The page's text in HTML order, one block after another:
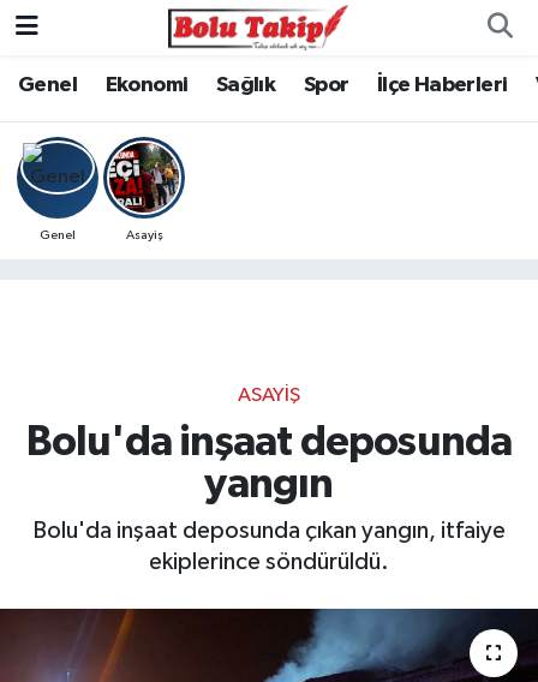
Genel Ekonomi Sağlık Spor İlçe Haberleri
Genel Asayiş
ASAYIŞ
Bolu'da inşaat deposunda
yangın
Bolu'da inşaat deposunda çıkan yangın, itfaiye
ekiplerince söndürüldü.